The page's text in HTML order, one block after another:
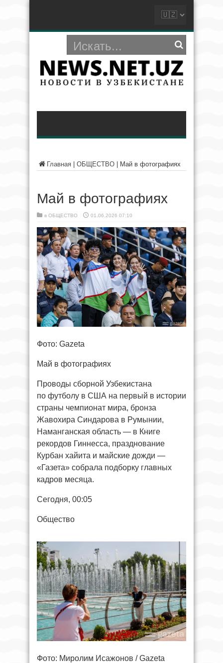
Главная ОБЩЕСТВО Май в фотографиях
Май в фотографиях
в ОБЩЕСТВО 01.06.2026 07:10
Фото: Gazeta
Май в фотографиях
Проводы сборной Узбекистана
по футболу в США на первый в истории
страны чемпионат мира, бронза
Жавохира Синдарова в Румынии,
Наманганская область — в Книге
рекордов Гиннесса, празднование
Курбан хайита и майские дожди —
«Газета» собрала подборку главных
кадров месяца.
Сегодня, 00:05
Общество
Фото: Миролим Исажонов / Gazeta